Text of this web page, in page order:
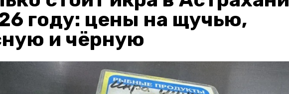
году: цены на щучью,
и чёрную